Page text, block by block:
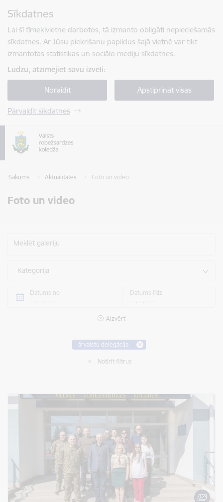
Sīkdatnes
Lai šī tīmekļvietne darbotos, tā izmanto obligāti nepieciešamās
sīkdatnes. Ar Jūsu piekrišanu papildus šajā vietnē var tikt
izmantotas statistikas un sociālo mediju sīkdatnes.
Lūdzu, atzīmējiet savu izvēli:
Noraidīt Apstiprināt visas
Pārvaldīt sīkdatnes
Sākums Aktualitātes Foto un video
Foto un video
Meklēt galeriju
Kategorija
Datums no Datums līdz
Aizvērt
ārvalstu delegācija
Notīrīt filtrus